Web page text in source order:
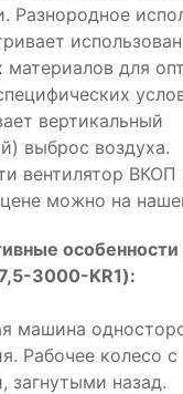
Разнородное
материалов для
вертикальный
выброс воздуха.
вентилятор ВКОП
можно на
3000-KR1):
машина
Рабочее колесо с
загнутыми назад.